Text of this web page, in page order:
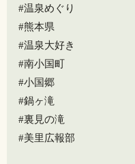
#温泉めぐり
#熊本県
#温泉大好き
#南小国町
#小国郷
#鍋ヶ滝
#裏見の滝
#美里広報部